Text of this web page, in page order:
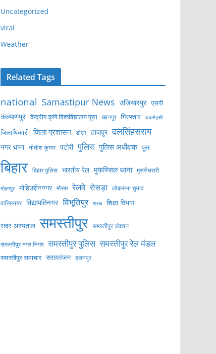
Uncategorized
viral
Weather
Related Tags
national Samastipur News उजियारपुर एसपी
कल्याणपुर केंद्रीय कृषि विश्वविद्यालय पूसा खानपुर गिरफ्तार चकमेहसी
जिलाधिकारी जिला प्रशासन डीएम ताजपुर दलसिंहसराय
नगर थाना नीतीश कुमार पटोरी पुलिस पुलिस अधीक्षक पूसा
बिहार बिहार पुलिस भारतीय रेल मुफस्सिल थाना मुसरीघरारी
मोहनपुर मोहिउद्दीननगर मौसम रेलवे रोसड़ा लोकसभा चुनाव
वारिसनगर विद्यापतिनगर विभूतिपुर शराब शिक्षा विभाग
सदर अस्पताल समस्तीपुर समस्तीपुर जंक्शन
समस्तीपुर नगर निगम समस्तीपुर पुलिस समस्तीपुर रेल मंडल
समस्तीपुर समाचार सरायरंजन हसनपुर